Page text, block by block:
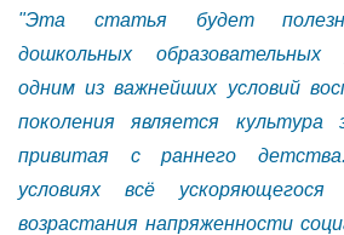
"Эта статья будет
дошкольных образовательных
одним из важнейших условий
поколения является культура
привитая с раннего
условиях всё
возрастания напряженности